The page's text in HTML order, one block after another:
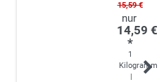
15,59 €
14,59 €
*
1
Kilogramm
|